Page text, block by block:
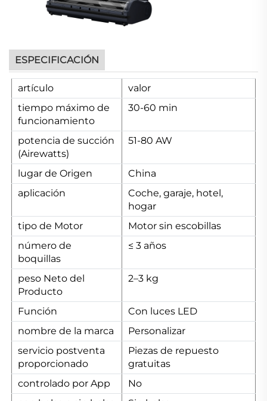
ESPECIFICACIÓN
artículo
valor
tiempo máximo de
funcionamiento
30-60 min
potencia de succión
(Airewatts)
51-80 AW
lugar de Origen
China
aplicación
Coche, garaje, hotel,
hogar
tipo de Motor
Motor sin escobillas
número de
boquillas
≤ 3 años
peso Neto del
Producto
2–3 kg
Función
Con luces LED
nombre de la marca
Personalizar
servicio postventa
proporcionado
Piezas de repuesto
gratuitas
controlado por App
No